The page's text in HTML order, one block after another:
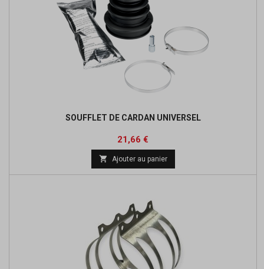
SOUFFLET DE CARDAN UNIVERSEL
Prix
21,66 €
base
 Ajouter au panier